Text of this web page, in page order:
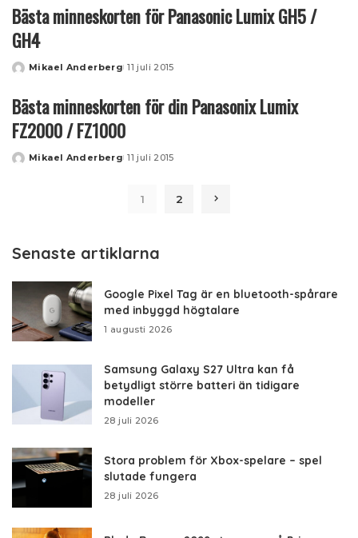
Bästa minneskorten för Panasonic Lumix GH5 /
GH4
Posted
Mikael Anderberg 11 juli 2015
Bästa minneskorten för din Panasonix Lumix
FZ2000 / FZ1000
Posted
Mikael Anderberg 11 juli 2015
1 2
Senaste artiklarna
Google Pixel Tag är en bluetooth-spårare
med inbyggd högtalare
1 augusti 2026
Samsung Galaxy S27 Ultra kan få
betydligt större batteri än tidigare
modeller
28 juli 2026
Stora problem för Xbox-spelare – spel
slutade fungera
28 juli 2026